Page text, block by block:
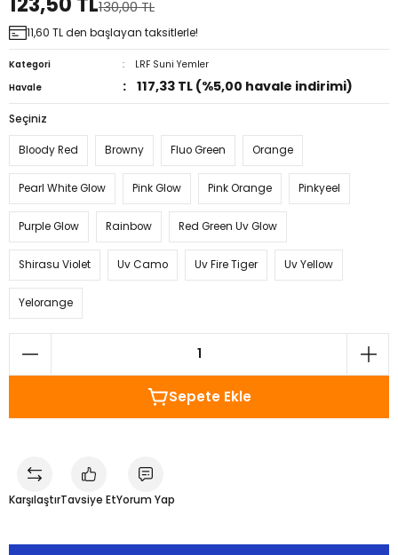
130,00 TL
11,60 TL den başlayan taksitlerle!
Kategori
LRF Suni Yemler
Havale
117,33 TL (%5,00 havale indirimi)
Seçiniz
Bloody Red Browny Fluo Green Orange
Pearl White Glow Pink Glow Pink Orange Pinkyeel
Purple Glow Rainbow Red Green Uv Glow
Shirasu Violet Uv Camo Uv Fire Tiger Uv Yellow
Yelorange
Sepete Ekle
KarşılaştırTavsiye EtYorum Yap